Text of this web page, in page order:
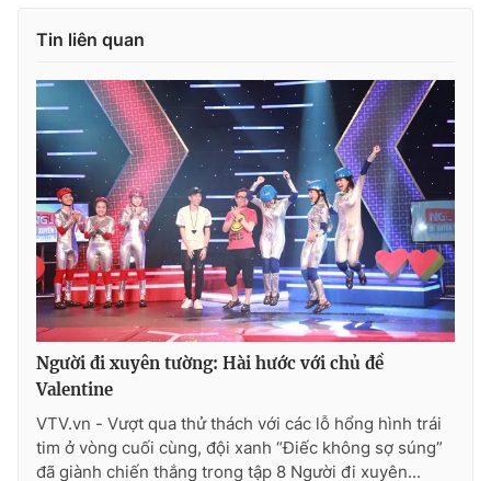
® Cấm sao chép dưới mọi hình thức nếu không có sự chấp
thuận bằng văn bản. Ghi rõ nguồn VTV.vn khi phát hành lại
thông tin từ website này.
Tin liên quan
Người đi xuyên tường: Hài hước với chủ đề
Valentine
VTV.vn - Vượt qua thử thách với các lỗ hổng hình trái
tim ở vòng cuối cùng, đội xanh “Điếc không sợ súng”
đã giành chiến thắng trong tập 8 Người đi xuyên...